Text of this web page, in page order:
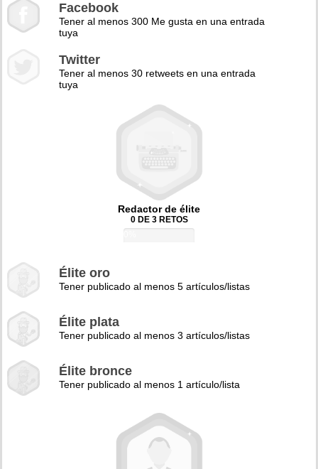
Facebook
Tener al menos 300 Me gusta en una entrada
tuya
Twitter
Tener al menos 30 retweets en una entrada
tuya
Redactor de élite
0 DE 3 RETOS
Élite oro
Tener publicado al menos 5 artículos/listas
Élite plata
Tener publicado al menos 3 artículos/listas
Élite bronce
Tener publicado al menos 1 artículo/lista